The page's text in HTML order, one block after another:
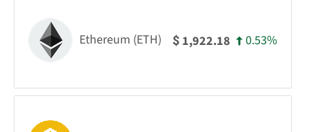
Ethereum (ETH) $ 1,922.18 0.53%